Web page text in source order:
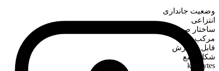
وضعیت جانداری
انتزاعی
ساختار صرفی
مرکب
قابل شمارش
شکل جمع
kilobytes